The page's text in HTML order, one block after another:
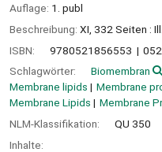
Auflage: 1. publ
Beschreibung: XI, 332 Seiten :
ISBN:
9780521856553
Schlagwörter:
Biomembran
Membrane lipids
Membrane
Membrane Lipids
Membrane
NLM-Klassifikation:
QU 350
Inhalte: